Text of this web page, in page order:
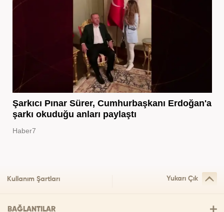
Şarkıcı Pınar Sürer, Cumhurbaşkanı Erdoğan'a
şarkı okuduğu anları paylaştı
Haber7
Kullanım Şartları Yukarı Çık
BAĞLANTILAR